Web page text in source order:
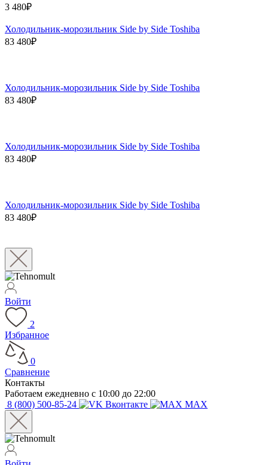
3 480₽
Холодильник-морозильник Side by Side Toshiba
83 480₽
Холодильник-морозильник Side by Side Toshiba
83 480₽
Холодильник-морозильник Side by Side Toshiba
83 480₽
Холодильник-морозильник Side by Side Toshiba
83 480₽
Войти
2
Избранное
0
Сравнение
Контакты
Работаем ежедневно с 10:00 до 22:00
8 (800) 500-85-24
Вконтакте MAX